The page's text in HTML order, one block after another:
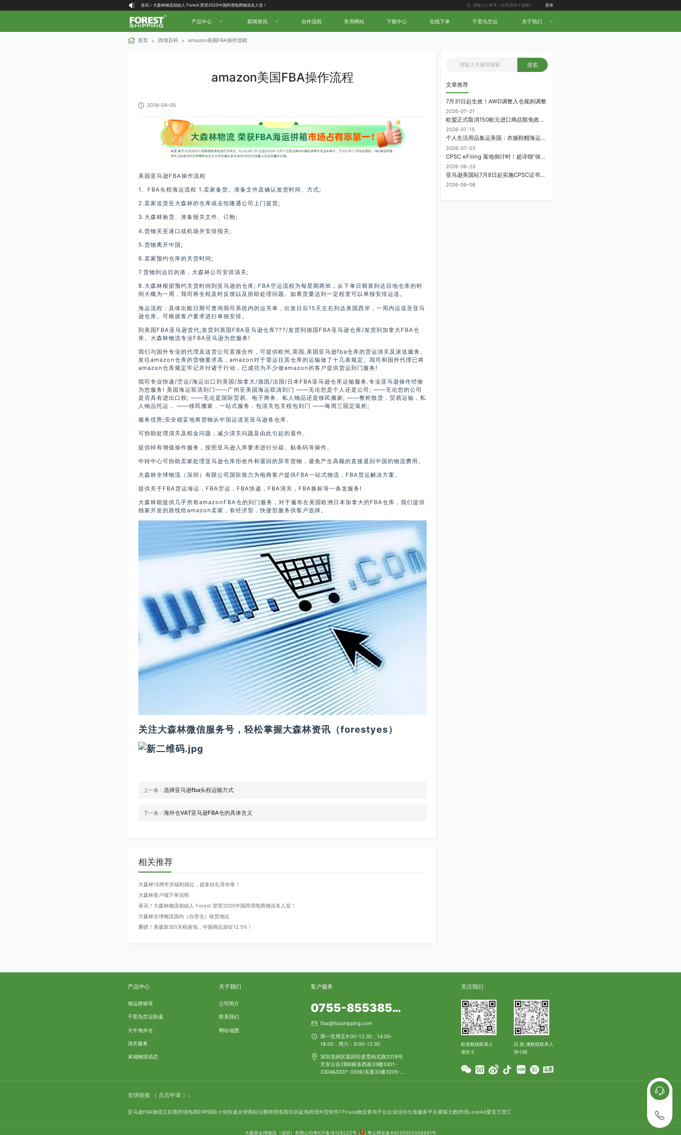
大森林全球物流国内（自营仓）收货地址
大森林16周年庆福利就位，超多好礼等你拿！
登录
产品中心 新闻资讯 合作流程 常用网站 下载中心 在线下单 千里鸟空运 关于我们
首页 > 跨境百科 > amazon美国FBA操作流程
amazon美国FBA操作流程
2016-04-05
美国亚马逊FBA操作流程
1、FBA头程海运流程 1.卖家备货。准备文件及确认发货时间、方式;
2.卖家送货至大森林的仓库或去恒隆通公司上门提货;
3.大森林验货、准备报关文件、订舱;
4.货物关至港口或机场并安排报关;
5.货物离开中国;
6.卖家预约仓库的关货时间;
7.货物到达目的港，大森林公司安排清关;
8.大森林根据预约关货时间到亚马逊的仓库; FBA空运流程为每星期两班，从下单日期算到达目地仓库的时
间大概为一周，我司将全程及时反馈以及协助处理问题。如果货量达到一定程度可以单独安排运送。
海运流程：具体出船日期可查询我司系统内的运关单，出发日后15天左右到达美国西岸，一周内运送至亚马
逊仓库。可根据客户要求进行单独安排。
到美国FBA亚马逊货代;发货到英国FBA亚马逊仓库???/发货到德国FBA亚马逊仓库/发货到加拿大FBA仓
库。大森林物流专业FBA亚马逊为您服务!
我们与国外专业的代理及送货公司直接合作，可提供欧州,英国,美国亚马逊fba仓库的货运清关及派送服务。
发往amazon仓库的货物要求高，amazon对于需运往其仓库的运输做了十几条规定。我司和国外代理已将
amazon仓库规定牢记并付诸于行动，已成功为不少做amazon的客户提供货运到门服务!
我司专业快递/空运/海运出口到美国/加拿大/德国/法国/日本FBA亚马逊仓库运输服务.专业亚马逊操作经验
为您服务! 美国海运双清到门——广州至美国海运双清到门 ——无论您是个人还是公司; ——无论您的公司
是否具有进出口权; ——无论是国际贸易、电子商务、私人物品还是移民搬家; ——整柜散货，贸易运输，私
人物品托运， ——移民搬家，一站式服务，包清关包关税包到门 ——每周三固定装柜;
服务优势;安全稳妥地将货物从中国运送至亚马逊各仓库。
可协助处理清关及税金问题，减少清关问题及由此引起的退件。
提供特有增值操作服务，按照亚马逊入库要求进行分箱、贴条码等操作。
中转中心可协助卖家处理亚马逊仓库拒收件和退回的异常货物，避免产生高额的直接退回中国的物流费用。
大森林全球物流（深圳）有限公司国际致力为电商客户提供FBA一站式物流，FBA货运解决方案。
提供关于FBA货运海运，FBA空运，FBA快递，FBA清关，FBA换标等一条龙服务!
大森林能提供几乎所有amazonFBA仓的到门服务，对于遍布在美国欧洲日本加拿大的FBA仓库，我们提供
独家开发的路线给amazon卖家，有经济型，快捷型服务供客户选择。
关注大森林微信服务号，轻松掌握大森林资讯（forestyes）
上一条：选择亚马逊fba头程运输方式
下一条：海外仓VAT亚马逊FBA仓的具体含义
相关推荐
大森林16周年庆福利就位，超多好礼等你拿！
大森林客户端下单说明
喜讯！大森林物流创始人 Forest 荣登2025中国跨境电商物流名人堂！
大森林全球物流国内（自营仓）收货地址
重磅！美最新301关税落地，中国商品加征12.5%！
搜索
文章推荐
7月31日起生效！AWD调整入仓规则调整
2026-07-21
欧盟正式取消150欧元进口商品豁免政策，每件加征3欧元进口关税
2026-07-15
个人生活用品集运美国：衣服鞋帽海运计费方式
2026-07-03
CPSC eFiling 落地倒计时！超详细“保姆级”实操指南来了！
2026-06-23
亚马逊美国站7月8日起实施CPSC证书电子申报要求，FBA受管制商品需提前申报
2026-06-08
产品中心
海运拼箱哥
千里鸟空运快递
大牛海外仓
清关服务
末端物流动态
关于我们
公司简介
联系我们
网站地图
客户服务
0755-85538553
fba@fbashipping.com
周一至周五9:00-12:30，14:00-
18:00；周六：9:00-12:30
深圳龙岗区坂田街道雪岗北路2018号
天安云谷2期6栋东西座33楼3301-
3304&3307-3309/东座32楼3205-
关注我们
欧美航线联系人
谢女士
日.新.澳航线联系人
张小姐
友情链接 （ 点击申请 ）:
亚马逊FBA物流立刻查跨境电商ERP国际小包快递全球商标注册跨境电商培训 蓝海跨境外贸软件17track物流查询平台企业综合出海服务平台赛狐大数跨境LoveAd爱竞万里汇
大森林全球物流（深圳）有限公司粤ICP备18128220号 粤公网安备44030002006691号